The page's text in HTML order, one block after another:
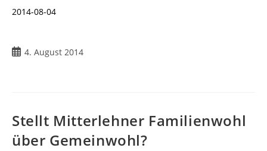
2014-08-04
4. August 2014
Stellt Mitterlehner Familienwohl
über Gemeinwohl?